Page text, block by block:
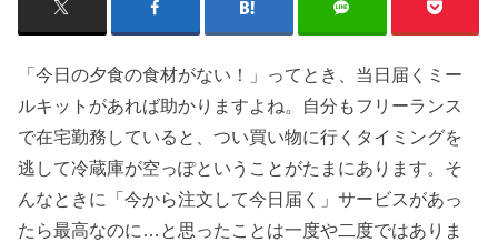
「今日の夕食の食材がない！」ってとき、当日届くミー
ルキットがあれば助かりますよね。自分もフリーランス
で在宅勤務していると、つい買い物に行くタイミングを
逃して冷蔵庫が空っぽということがたまにあります。そ
んなときに「今から注文して今日届く」サービスがあっ
たら最高なのに…と思ったことは一度や二度ではありま